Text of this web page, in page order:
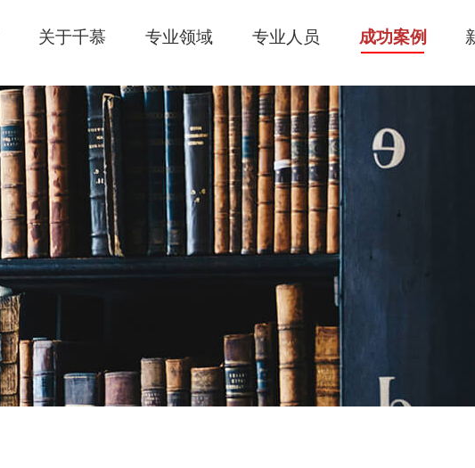
关于千慕 专业领域 专业人员 成功案例